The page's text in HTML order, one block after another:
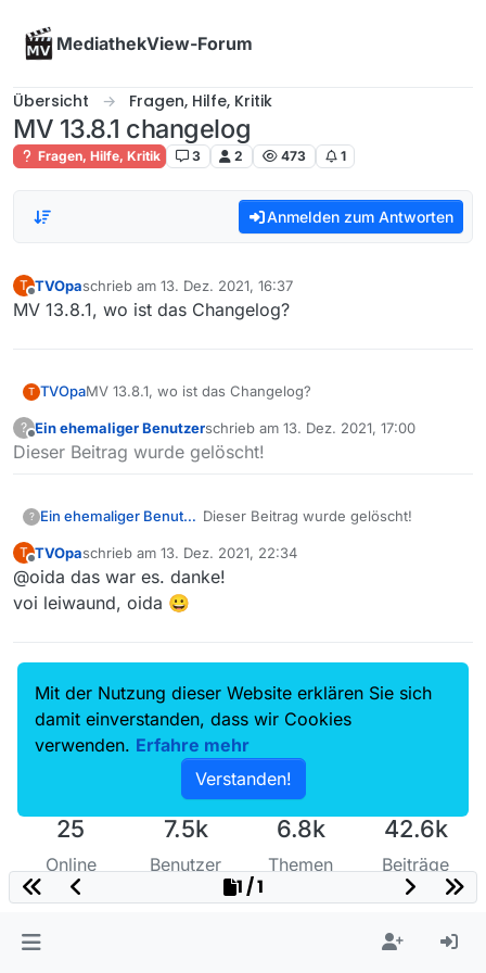
MediathekView-Forum
Übersicht Fragen, Hilfe, Kritik
MV 13.8.1 changelog
Fragen, Hilfe, Kritik 3 2 473 1
Anmelden zum Antworten
T
Offline
TVOpaschrieb am 13. Dez. 2021, 16:37
zuletzt editiert von
MV 13.8.1, wo ist das Changelog?
T TVOpaMV 13.8.1, wo ist das Changelog?
?
Offline
Ein ehemaliger Benutzerschrieb am 13. Dez. 2021, 17:00
zuletzt editiert von
Dieser Beitrag wurde gelöscht!
? Ein ehemaliger Benutzer Dieser Beitrag wurde gelöscht!
T
Offline
TVOpaschrieb am 13. Dez. 2021, 22:34
zuletzt editiert von
@oida das war es. danke!
voi leiwaund, oida 😀
25
Online
7.5k
Benutzer
6.8k
Themen
42.6k
Beiträge
1 / 1
Mit der Nutzung dieser Website erklären Sie sich
damit einverstanden, dass wir Cookies
verwenden. Erfahre mehr
Verstanden!